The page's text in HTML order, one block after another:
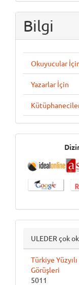
Bilgi
Okuyucular
Yazarlar İçin
ULEDER çok
Türkiye
Görüşleri
5011